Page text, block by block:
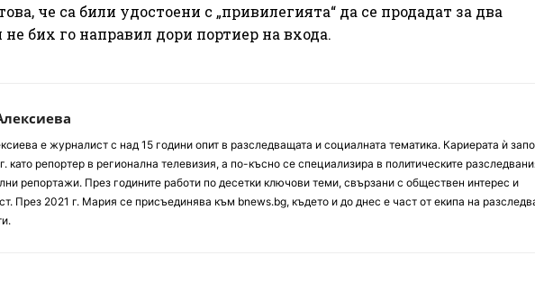
че са били удостоени с „привилегията“ да се продадат за два
бих го направил дори портиер на входа.
е журналист с над 15 години опит в разследващата и социалната тематика. Кариерата ѝ
като репортер в регионална телевизия, а по-късно се специализира в политическите
репортажи. През годините работи по десетки ключови теми, свързани с обществен интерес и
През 2021 г. Мария се присъединява към bnews.bg, където и до днес е част от екипа на